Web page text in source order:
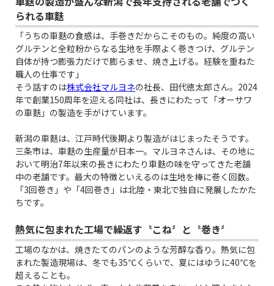
られる車麩
「うちの車麩の食感は、手巻きだからこそのもの。純度の高い
グルテンと全粒粉からなる生地を手際よく巻きつけ、グルテン
自体が持つ膨張力だけで膨らませ、焼き上げる。経験を重ねた
職人の仕事です」
そう話すのは株式会社マルヨネの社長、田代徳太郎さん。2024
年で創業150周年を迎える同社は、長きにわたって「オーサワ
の車麩」の製造を手がけています。
新潟の車麩は、江戸時代後期より製造がはじまったそうです。
三条市は、車麩の生産量が日本一。マルヨネさんは、その地に
おいて明治7年以来の長きにわたり車麩の味を守ってきた老舗
中の老舗です。最大の特徴といえるのは生地を棒に巻く回数。
「3回巻き」や「4回巻き」は北陸・東北で独自に発展したかた
ちです。
熱気に包まれた工場で繰返す〝こね〞と〝巻き〞
工場のなかは、焼きたてのパンのような芳醇な香り。熱気に包
まれた製造現場は、冬でも35℃くらいで、夏にはゆうに40℃を
超えることも。